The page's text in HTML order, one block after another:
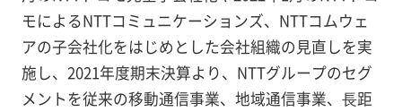
モによるNTTコミュニケーションズ、NTTコムウェ
アの子会社化をはじめとした会社組織の見直しを実
施し、2021年度期末決算より、NTTグループのセグ
メントを従来の移動通信事業、地域通信事業、⾧距